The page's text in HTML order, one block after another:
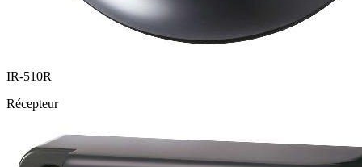
IR-510R
Récepteur